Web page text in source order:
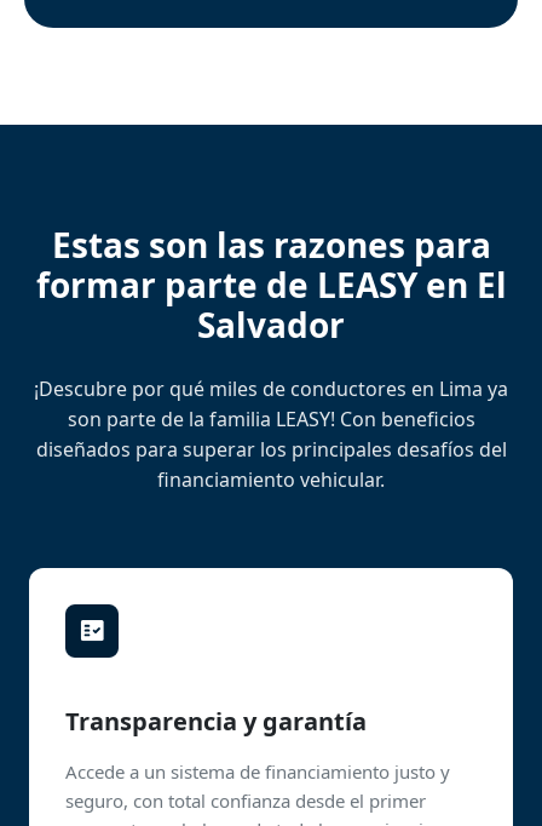
Estas son las razones para
formar parte de LEASY en El
Salvador
¡Descubre por qué miles de conductores en Lima ya
son parte de la familia LEASY! Con beneficios
diseñados para superar los principales desafíos del
financiamiento vehicular.
Transparencia y garantía
Accede a un sistema de financiamiento justo y
seguro, con total confianza desde el primer